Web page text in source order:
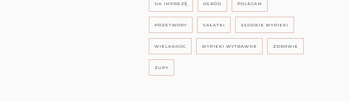
NA IMPREZĘ OGRÓD POLECAM
PRZETWORY SAŁATKI SŁODKIE WYPIEKI
WIELKANOC WYPIEKI WYTRAWNE ZDROWIE
ZUPY